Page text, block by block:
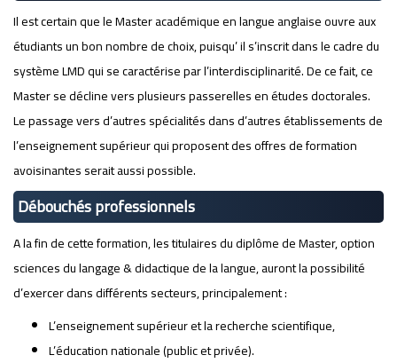
Il est certain que le Master académique en langue anglaise ouvre aux
étudiants un bon nombre de choix, puisqu’ il s’inscrit dans le cadre du
système LMD qui se caractérise par l’interdisciplinarité. De ce fait, ce
Master se décline vers plusieurs passerelles en études doctorales.
Le passage vers d’autres spécialités dans d’autres établissements de
l’enseignement supérieur qui proposent des offres de formation
avoisinantes serait aussi possible.
Débouchés professionnels
A la fin de cette formation, les titulaires du diplôme de Master, option
sciences du langage & didactique de la langue, auront la possibilité
d’exercer dans différents secteurs, principalement :
L’enseignement supérieur et la recherche scientifique,
L’éducation nationale (public et privée).